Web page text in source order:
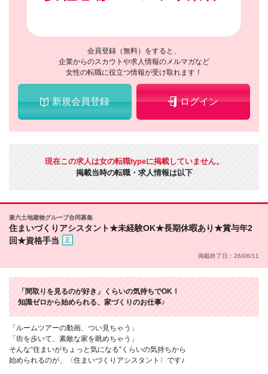
会員登録（無料）をすると、
企業からのスカウトや求人情報のメルマガなど
女性の転職に役立つ情報が受け取れます！
新規会員登録 ログイン
現在この求人は女の転職typeに掲載していません。
掲載当時の転職・求人情報は以下
兼六土地建物グループ合同募集
住まいづくりアシスタント★未経験OK★長期休暇あり★賞与年2
回★資格手当
掲載終了日：26/06/11
「間取りを見るのが好き」くらいの気持ちでOK！
知識ゼロから始められる、家づくりのお仕事♪
「ルームツアーの動画、つい見ちゃう」
「街を歩いて、素敵な家を眺めちゃう」
そんな“住まいがちょっと気になる”くらいの気持ちから
始められるのが、〈住まいづくりアシスタント〉です♪